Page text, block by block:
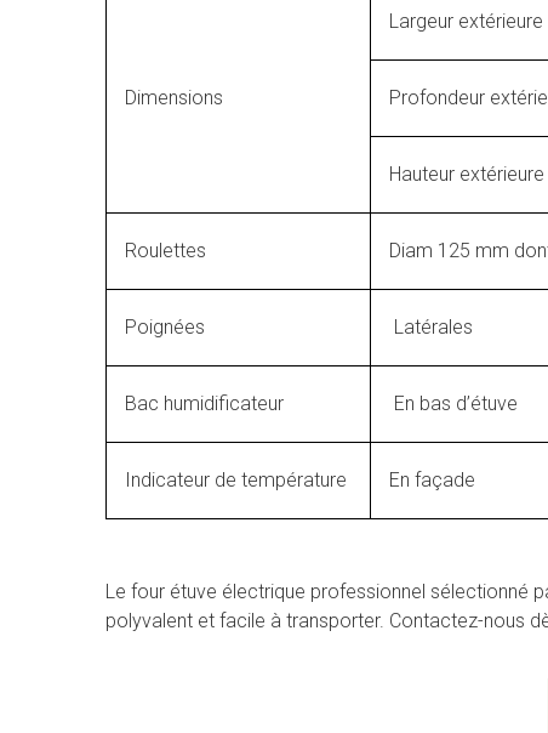
Dimensions
Largeur
Profondeur
Hauteur
Roulettes Diam 125 mm
Poignées Latérales
Bac humidificateur En bas d’étuve
Indicateur de température En façade
Le four étuve électrique professionnel sélectionné
polyvalent et facile à transporter. Contactez-nous